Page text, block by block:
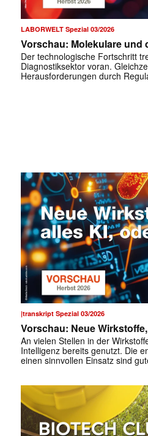
LABORWELT Spezial 03/2026
Vorschau: Molekulare und
Der technologische Fortschritt
Diagnostiksektor voran.
Herausforderungen durch
|transkript Spezial 03/2026
Vorschau: Neue
An vielen Stellen in der
Intelligenz bereits genutzt. Die
einen sinnvollen Einsatz sind